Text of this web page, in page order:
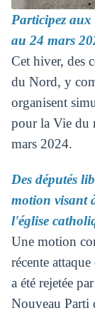
Participez
au 24 mars
Cet hiver, des
du Nord, y
organisent
pour la Vie du
mars 2024.
Des députés
motion visant
l'église
Une motion
récente
a été rejetée
Nouveau Parti